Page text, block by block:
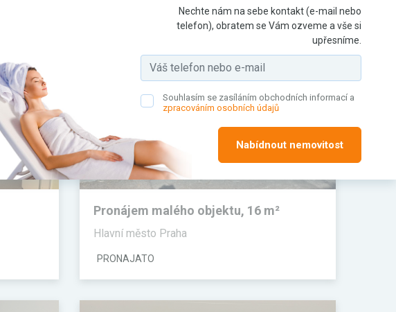
Pronájem malého objektu, 16 m²
Hlavní město Praha
PRONAJATO
Nechte nám na sebe kontakt (e-mail nebo
telefon), obratem se Vám ozveme a vše si
upřesníme.
Souhlasím se zasíláním obchodních informací a
zpracováním osobních údajů
Nabídnout nemovitost